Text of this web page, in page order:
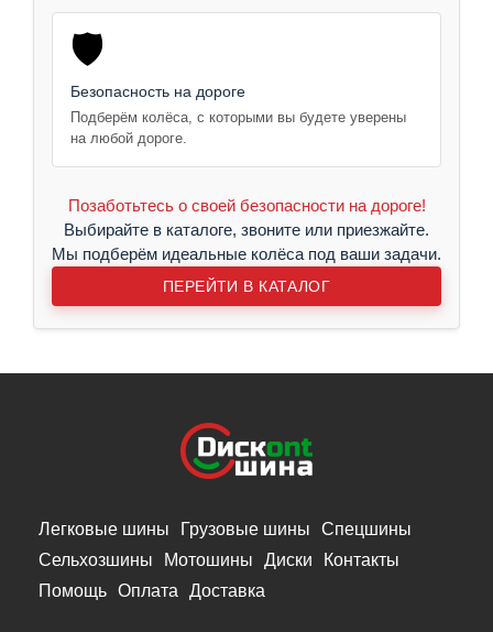
🛡️
Безопасность на дороге
Подберём колёса, с которыми вы будете уверены
на любой дороге.
Позаботьтесь о своей безопасности на дороге!
Выбирайте в каталоге, звоните или приезжайте.
Мы подберём идеальные колёса под ваши задачи.
ПЕРЕЙТИ В КАТАЛОГ
Легковые шины Грузовые шины
Спецшины
Сельхозшины
Мотошины Диски
Контакты
Помощь Оплата Доставка